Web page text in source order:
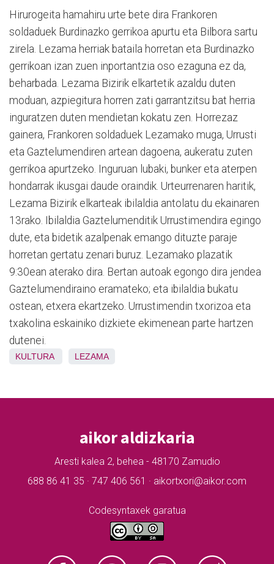
Hirurogeita hamahiru urte bete dira Frankoren
soldaduek Burdinazko gerrikoa apurtu eta Bilbora sartu
zirela. Lezama herriak bataila horretan eta Burdinazko
gerrikoan izan zuen inportantzia oso ezaguna ez da,
beharbada. Lezama Bizirik elkartetik azaldu duten
moduan, azpiegitura horren zati garrantzitsu bat herria
inguratzen duten mendietan kokatu zen. Horrezaz
gainera, Frankoren soldaduek Lezamako muga, Urrusti
eta Gaztelumendiren artean dagoena, aukeratu zuten
gerrikoa apurtzeko. Inguruan lubaki, bunker eta aterpen
hondarrak ikusgai daude oraindik. Urteurrenaren haritik,
Lezama Bizirik elkarteak ibilaldia antolatu du ekainaren
13rako. Ibilaldia Gaztelumenditik Urrustimendira egingo
dute, eta bidetik azalpenak emango dituzte paraje
horretan gertatu zenari buruz. Lezamako plazatik
9:30ean aterako dira. Bertan autoak egongo dira jendea
Gaztelumendiraino eramateko; eta ibilaldia bukatu
ostean, etxera ekartzeko. Urrustimendin txorizoa eta
txakolina eskainiko dizkiete ekimenean parte hartzen
dutenei.
KULTURA LEZAMA
aikor aldizkaria
Aresti kalea 2, behea - 48170 Zamudio
688 86 41 35 · 747 406 561 · aikortxori@aikor.com
Codesyntaxek garatua